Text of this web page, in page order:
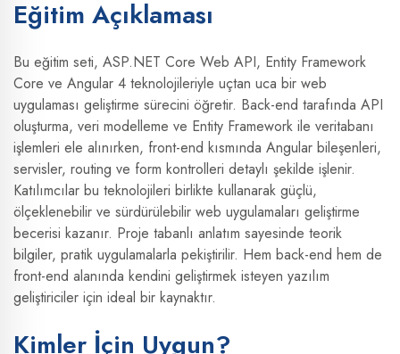
Eğitim Açıklaması
Bu eğitim seti, ASP.NET Core Web API, Entity Framework
Core ve Angular 4 teknolojileriyle uçtan uca bir web
uygulaması geliştirme sürecini öğretir. Back-end tarafında API
oluşturma, veri modelleme ve Entity Framework ile veritabanı
işlemleri ele alınırken, front-end kısmında Angular bileşenleri,
servisler, routing ve form kontrolleri detaylı şekilde işlenir.
Katılımcılar bu teknolojileri birlikte kullanarak güçlü,
ölçeklenebilir ve sürdürülebilir web uygulamaları geliştirme
becerisi kazanır. Proje tabanlı anlatım sayesinde teorik
bilgiler, pratik uygulamalarla pekiştirilir. Hem back-end hem de
front-end alanında kendini geliştirmek isteyen yazılım
geliştiriciler için ideal bir kaynaktır.
Kimler İçin Uygun?